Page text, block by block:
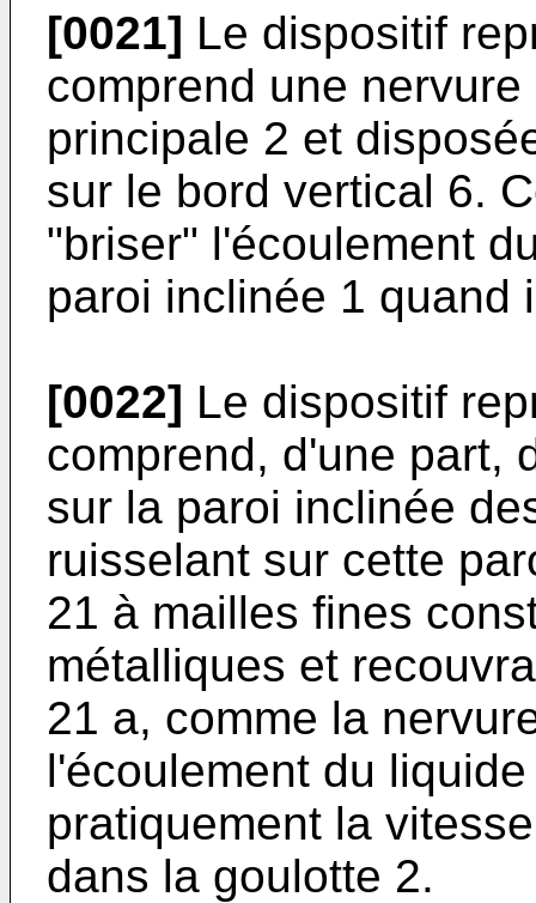
[0021] Le dispositif
comprend une
principale 2 et
sur le bord vertical 6.
"briser" l'écoulement
paroi inclinée 1 quand
[0022] Le dispositif
comprend, d'une part,
sur la paroi inclinée
ruisselant sur cette
21 à mailles fines
métalliques et
21 a, comme la
l'écoulement du
pratiquement la
dans la goulotte 2.